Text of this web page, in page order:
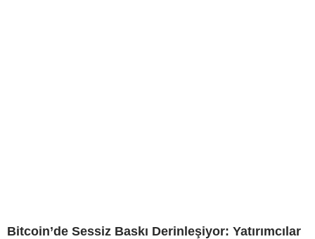
Bitcoin’de Sessiz Baskı Derinleşiyor: Yatırımcılar